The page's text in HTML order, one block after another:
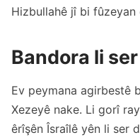
Hizbullahê jî bi fûzeyan
Bandora li
Ev peymana agirbestê
Xezeyê nake. Li gorî
êrîşên Îsraîlê yên li ser